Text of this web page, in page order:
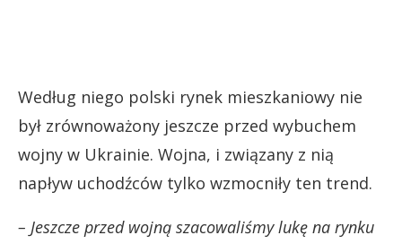
Według niego polski rynek mieszkaniowy nie
był zrównoważony jeszcze przed wybuchem
wojny w Ukrainie. Wojna, i związany z nią
napływ uchodźców tylko wzmocniły ten trend.
– Jeszcze przed wojną szacowaliśmy lukę na rynku